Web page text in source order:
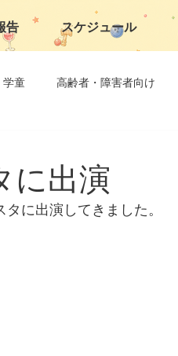
告 スケジュール
学童 高齢者・障害者向け
に出演
に出演してきました。